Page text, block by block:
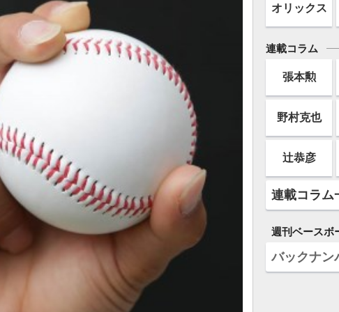
オリックス
連載コラム
張本勲
野村克也
辻恭彦
連載コラム
週刊ベースボ
バックナン